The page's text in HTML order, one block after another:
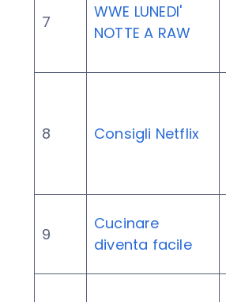
7
WWE LUNEDI'
NOTTE A RAW
8 Consigli Netflix
9
Cucinare
diventa facile